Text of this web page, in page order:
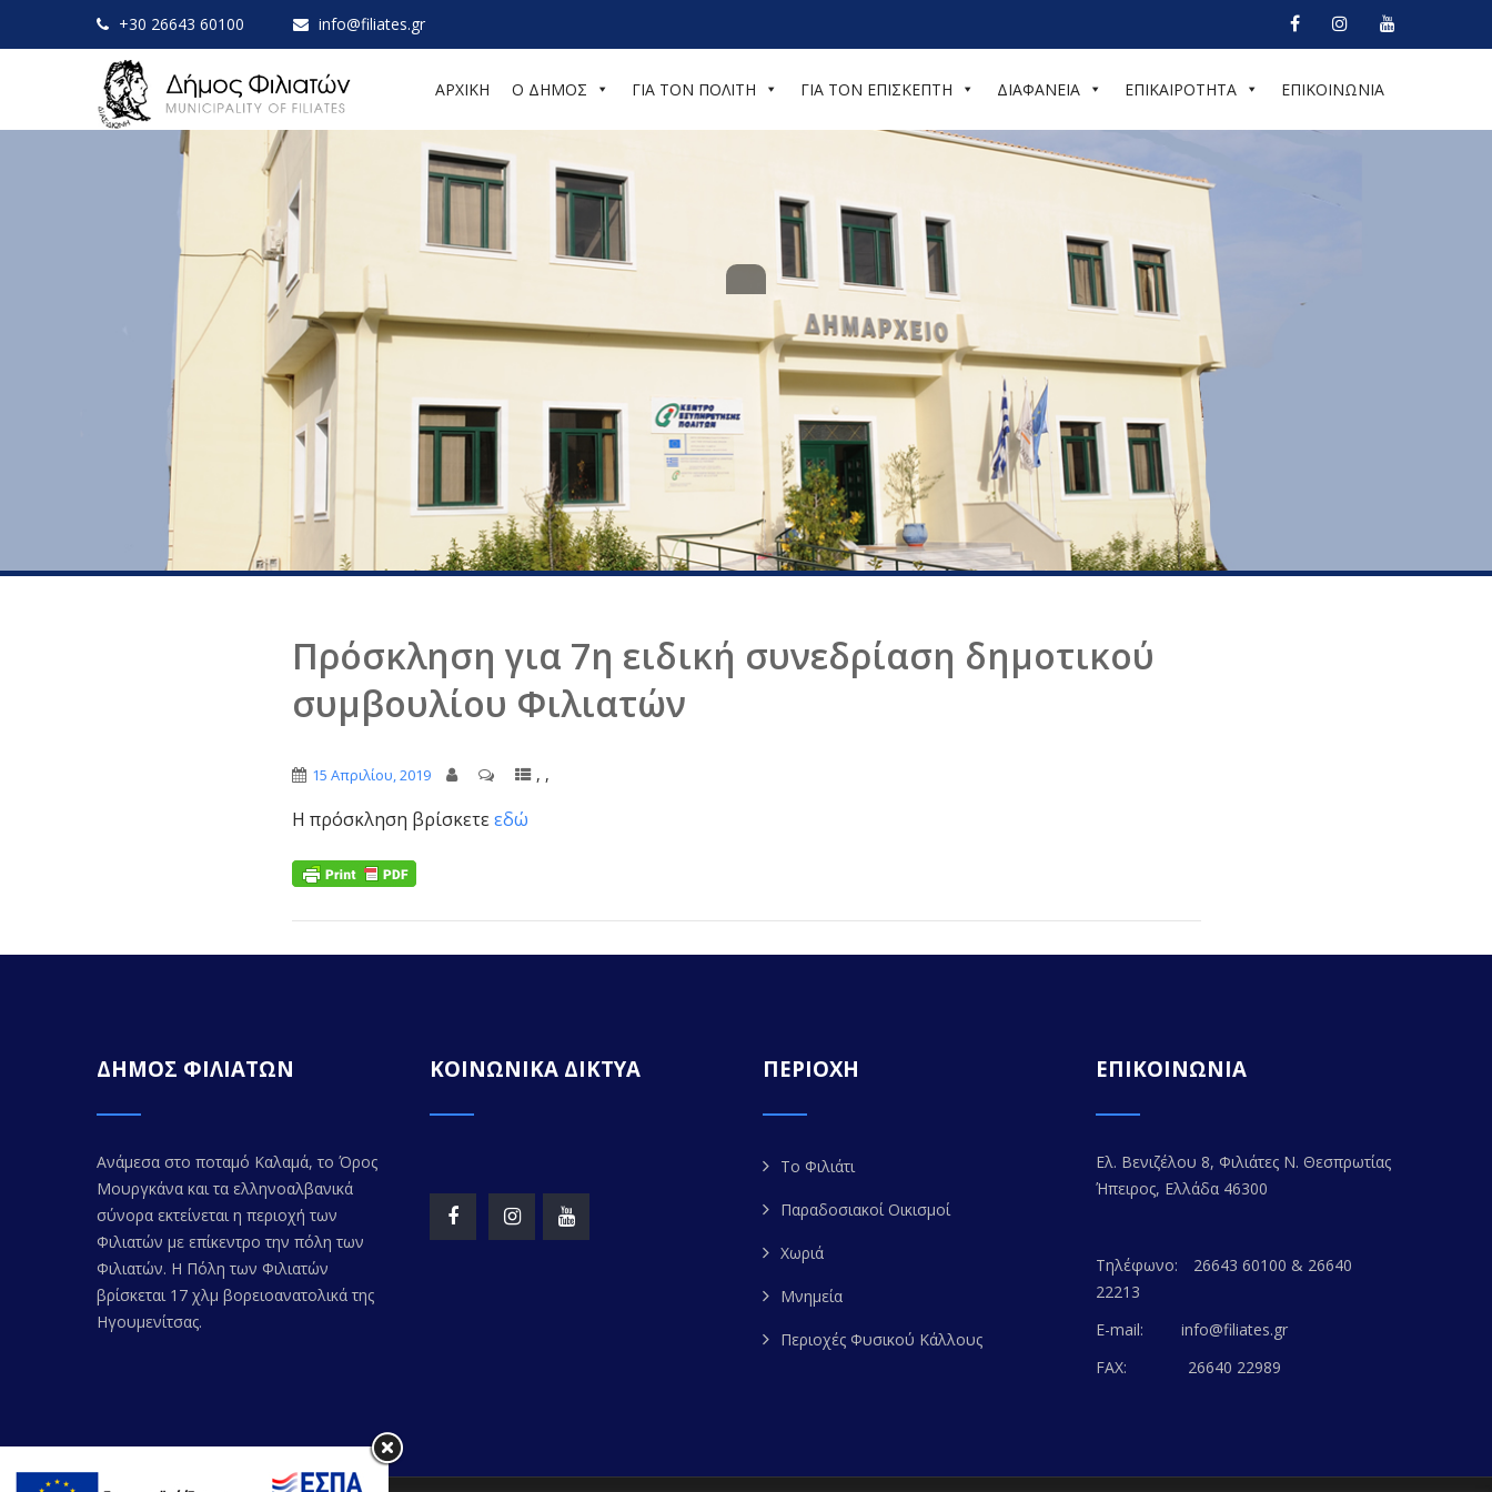
+30 26643 60100 info@filiates.gr
ΑΡΧΙΚΗ Ο ΔΗΜΟΣ ΓΙΑ ΤΟΝ ΠΟΛΙΤΗ ΓΙΑ ΤΟΝ ΕΠΙΣΚΕΠΤΗ ΔΙΑΦΑΝΕΙΑ ΕΠΙΚΑΙΡΟΤΗΤΑ ΕΠΙΚΟΙΝΩΝΙΑ
Πρόσκληση για 7η ειδική συνεδρίαση δημοτικού
συμβουλίου Φιλιατών
15 Απριλίου, 2019 , ,
Η πρόσκληση βρίσκετεεδώ
ΔΗΜΟΣ ΦΙΛΙΑΤΩΝ
Ανάμεσα στο ποταμό Καλαμά, το Όρος
Μουργκάνα και τα ελληνοαλβανικά
σύνορα εκτείνεται η περιοχή των
Φιλιατών με επίκεντρο την πόλη των
Φιλιατών. Η Πόλη των Φιλιατών
βρίσκεται 17 χλμ βορειοανατολικά της
Ηγουμενίτσας.
ΚΟΙΝΩΝΙΚΑ ΔΙΚΤΥΑ ΠΕΡΙΟΧΗ
Το Φιλιάτι
Παραδοσιακοί Οικισμοί
Χωριά
Μνημεία
Περιοχές Φυσικού Κάλλους
ΕΠΙΚΟΙΝΩΝΙΑ
Ελ. Βενιζέλου 8, Φιλιάτες Ν. Θεσπρωτίας
Ήπειρος, Ελλάδα 46300
Τηλέφωνο:
26643 60100 & 26640
22213
E-mail:
info@filiates.gr
FAX:
26640 22989